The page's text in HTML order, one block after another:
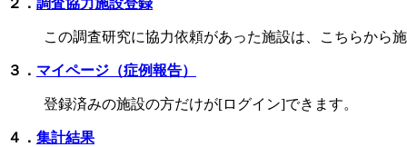
この調査研究に協力依頼があった施設は、こちらから
３． マイページ（症例報告）
登録済みの施設の方だけが[ログイン]できます。
４． 集計結果